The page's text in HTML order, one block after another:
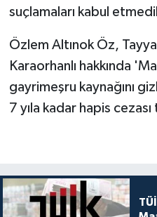
suçlamaları kabul
Özlem Altınok Öz,
Karaorhanlı hakkında
gayrimeşru kaynağını
7 yıla kadar hapis